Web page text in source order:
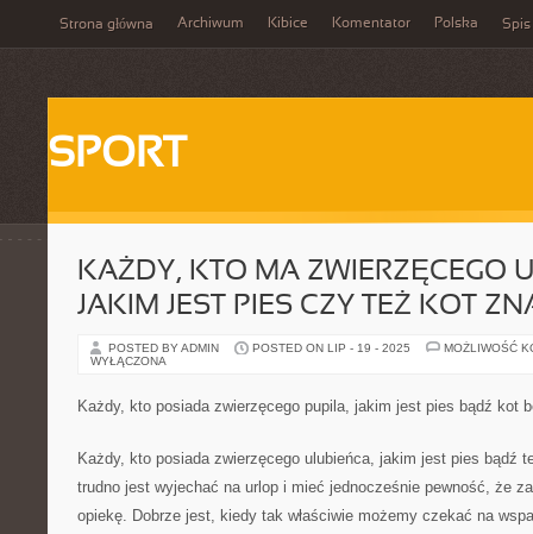
Strona główna Archiwum Kibice Komentator Polska Spis
SPORT
KAŻDY, KTO MA ZWIERZĘCEGO
JAKIM JEST PIES CZY TEŻ KOT
POSTED BY ADMIN POSTED ON LIP - 19 - 2025
MOŻLIWOŚĆ
WYŁĄCZONA
Każdy, kto posiada zwierzęcego pupila, jakim jest pies bądź kot
Każdy, kto posiada zwierzęcego ulubieńca, jakim jest pies bądź
trudno jest wyjechać na urlop i mieć jednocześnie pewność, że
opiekę. Dobrze jest, kiedy tak właściwie możemy czekać na